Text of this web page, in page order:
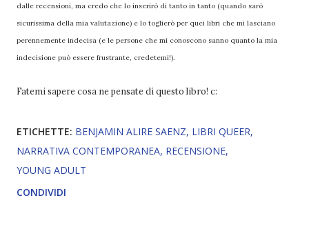
dalle recensioni, ma credo che lo inserirò di tanto in tanto (quando sarò
sicurissima della mia valutazione) e lo toglierò per quei libri che mi lasciano
perennemente indecisa (e le persone che mi conoscono sanno quanto la mia
indecisione può essere frustrante, credetemi!).
Fatemi sapere cosa ne pensate di questo libro! c:
ETICHETTE: BENJAMIN ALIRE SAENZ LIBRI QUEER
NARRATIVA CONTEMPORANEA RECENSIONE
YOUNG ADULT
CONDIVIDI